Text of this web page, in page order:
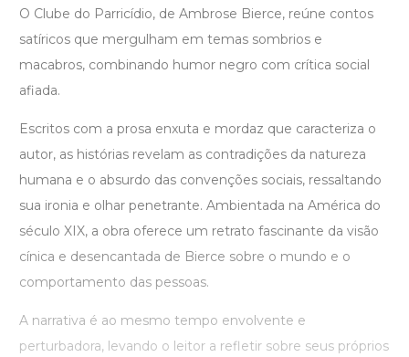
O Clube do Parricídio, de Ambrose Bierce, reúne contos
satíricos que mergulham em temas sombrios e
macabros, combinando humor negro com crítica social
afiada.
Escritos com a prosa enxuta e mordaz que caracteriza o
autor, as histórias revelam as contradições da natureza
humana e o absurdo das convenções sociais, ressaltando
sua ironia e olhar penetrante. Ambientada na América do
século XIX, a obra oferece um retrato fascinante da visão
cínica e desencantada de Bierce sobre o mundo e o
comportamento das pessoas.
A narrativa é ao mesmo tempo envolvente e
perturbadora, levando o leitor a refletir sobre seus próprios